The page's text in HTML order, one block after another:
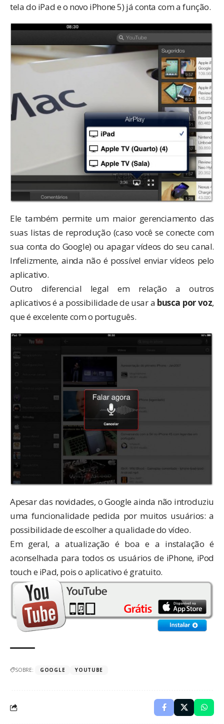
tela do iPad e o novo iPhone 5) já conta com a função.
Ele também permite um maior gerenciamento das
suas listas de reprodução (caso você se conecte com
sua conta do Google) ou apagar vídeos do seu canal.
Infelizmente, ainda não é possível enviar vídeos pelo
aplicativo.
Outro diferencial legal em relação a outros
aplicativos é a possibilidade de usar a busca por voz,
que é excelente com o português.
Apesar das novidades, o Google ainda não introduziu
uma funcionalidade pedida por muitos usuários: a
possibilidade de escolher a qualidade do vídeo.
Em geral, a atualização é boa e a instalação é
aconselhada para todos os usuários de iPhone, iPod
touch e iPad, pois o aplicativo é gratuito.
SOBRE: GOOGLE YOUTUBE